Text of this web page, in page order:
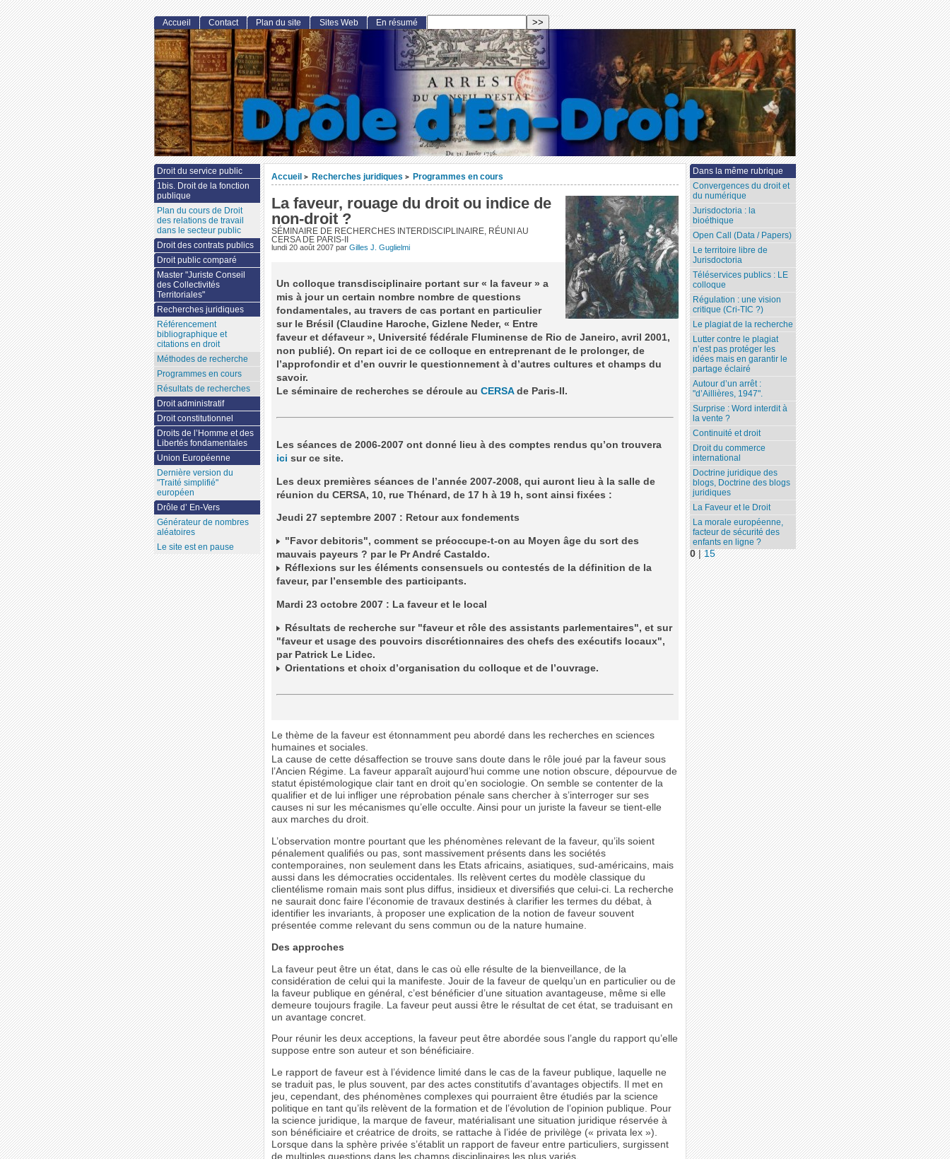
Accueil > Recherches juridiques > Programmes en cours
La faveur, rouage du droit ou indice de
non-droit ?
SÉMINAIRE DE RECHERCHES INTERDISCIPLINAIRE, RÉUNI AU
CERSA DE PARIS-II
lundi 20 août 2007 par Gilles J. Guglielmi
Un colloque transdisciplinaire portant sur « la faveur » a
mis à jour un certain nombre nombre de questions
fondamentales, au travers de cas portant en particulier
sur le Brésil (Claudine Haroche, Gizlene Neder, « Entre
faveur et défaveur », Université fédérale Fluminense de Rio de Janeiro, avril 2001,
non publié). On repart ici de ce colloque en entreprenant de le prolonger, de
l’approfondir et d’en ouvrir le questionnement à d’autres cultures et champs du
savoir.
Le séminaire de recherches se déroule au CERSAde Paris-II.
Les séances de 2006-2007 ont donné lieu à des comptes rendus qu’on trouvera
ici sur ce site.
Les deux premières séances de l’année 2007-2008, qui auront lieu à la salle de
réunion du CERSA, 10, rue Thénard, de 17 h à 19 h, sont ainsi fixées :
Jeudi 27 septembre 2007: Retour aux fondements
"Favor debitoris", comment se préoccupe-t-on au Moyen âge du sort des
mauvais payeurs ? par le Pr André Castaldo.
Réflexions sur les éléments consensuels ou contestés de la définition de la
faveur, par l’ensemble des participants.
Mardi 23 octobre 2007: La faveur et le local
Résultats de recherche sur "faveur et rôle des assistants parlementaires", et sur
"faveur et usage des pouvoirs discrétionnaires des chefs des exécutifs locaux",
par Patrick Le Lidec.
Orientations et choix d’organisation du colloque et de l’ouvrage.
Le thème de la faveur est étonnamment peu abordé dans les recherches en sciences
humaines et sociales.
La cause de cette désaffection se trouve sans doute dans le rôle joué par la faveur sous
l’Ancien Régime. La faveur apparaît aujourd’hui comme une notion obscure, dépourvue de
statut épistémologique clair tant en droit qu’en sociologie. On semble se contenter de la
qualifier et de lui infliger une réprobation pénale sans chercher à s’interroger sur ses
causes ni sur les mécanismes qu’elle occulte. Ainsi pour un juriste la faveur se tient-elle
aux marches du droit.
L’observation montre pourtant que les phénomènes relevant de la faveur, qu’ils soient
pénalement qualifiés ou pas, sont massivement présents dans les sociétés
contemporaines, non seulement dans les Etats africains, asiatiques, sud-américains, mais
aussi dans les démocraties occidentales. Ils relèvent certes du modèle classique du
clientélisme romain mais sont plus diffus, insidieux et diversifiés que celui-ci. La recherche
ne saurait donc faire l’économie de travaux destinés à clarifier les termes du débat, à
identifier les invariants, à proposer une explication de la notion de faveur souvent
présentée comme relevant du sens commun ou de la nature humaine.
Des approches
La faveur peut être un état, dans le cas où elle résulte de la bienveillance, de la
considération de celui qui la manifeste. Jouir de la faveur de quelqu’un en particulier ou de
la faveur publique en général, c’est bénéficier d’une situation avantageuse, même si elle
demeure toujours fragile. La faveur peut aussi être le résultat de cet état, se traduisant en
un avantage concret.
Pour réunir les deux acceptions, la faveur peut être abordée sous l’angle du rapport qu’elle
suppose entre son auteur et son bénéficiaire.
Le rapport de faveur est à l’évidence limité dans le cas de la faveur publique, laquelle ne
se traduit pas, le plus souvent, par des actes constitutifs d’avantages objectifs. Il met en
jeu, cependant, des phénomènes complexes qui pourraient être étudiés par la science
politique en tant qu’ils relèvent de la formation et de l’évolution de l’opinion publique. Pour
la science juridique, la marque de faveur, matérialisant une situation juridique réservée à
son bénéficiaire et créatrice de droits, se rattache à l’idée de privilège (« privata lex »).
Lorsque dans la sphère privée s’établit un rapport de faveur entre particuliers, surgissent
de multiples questions dans les champs disciplinaires les plus variés.
Dans la même rubrique
Convergences du droit et
du numérique
Jurisdoctoria : la
bioéthique
Open Call (Data / Papers)
Le territoire libre de
Jurisdoctoria
Téléservices publics : LE
colloque
Régulation : une vision
critique (Cri-TIC ?)
Le plagiat de la recherche
Lutter contre le plagiat
n’est pas protéger les
idées mais en garantir le
partage éclairé
Autour d’un arrêt :
"d’Aillières, 1947".
Surprise : Word interdit à
la vente ?
Continuité et droit
Droit du commerce
international
Doctrine juridique des
blogs, Doctrine des blogs
juridiques
La Faveur et le Droit
La morale européenne,
facteur de sécurité des
enfants en ligne ?
0|15
Accueil Contact Plan du site Sites Web En résumé
Droit du service public
1bis. Droit de la fonction
publique
Plan du cours de Droit
des relations de travail
dans le secteur public
Droit des contrats publics
Droit public comparé
Master "Juriste Conseil
des Collectivités
Territoriales"
Recherches juridiques
Référencement
bibliographique et
citations en droit
Méthodes de recherche
Programmes en cours
Résultats de recherches
Droit administratif
Droit constitutionnel
Droits de l’Homme et des
Libertés fondamentales
Union Européenne
Dernière version du
"Traité simplifié"
européen
Drôle d’ En-Vers
Générateur de nombres
aléatoires
Le site est en pause